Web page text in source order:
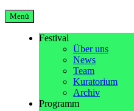
Menü
Festival
Über uns
News
Team
Kuratorium
Archiv
Programm